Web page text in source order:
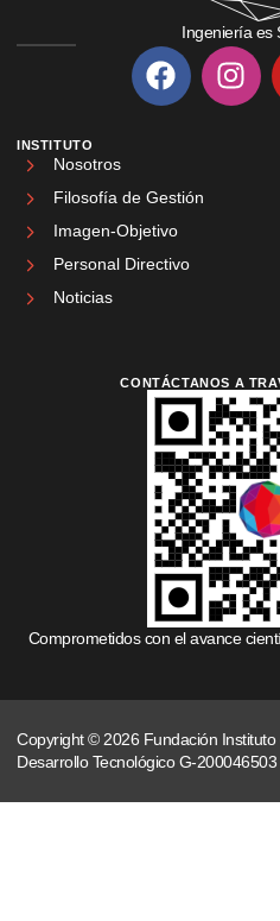
Ingeniería es
INSTITUTO
Nosotros
Filosofía de Gestión
Imagen-Objetivo
Personal Directivo
Noticias
CONTÁCTANOS A
Comprometidos con el avance
Copyright © 2026 Fundación
Desarrollo Tecnológico G-